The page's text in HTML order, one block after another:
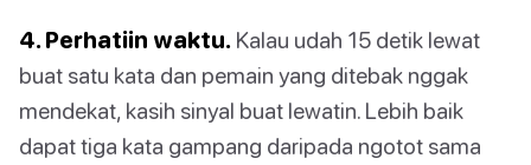
4. Perhatiin waktu. Kalau udah 15 detik lewat
buat satu kata dan pemain yang ditebak nggak
mendekat, kasih sinyal buat lewatin. Lebih baik
dapat tiga kata gampang daripada ngotot sama